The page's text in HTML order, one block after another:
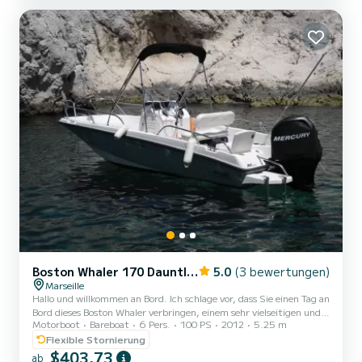
Boston Whaler 170 Dauntless 5.0 (3 bewertungen)
Marseille
Hallo und willkommen an Bord. Ich schlage vor, dass Sie einen Tag an
Bord dieses Boston Whaler verbringen, einem sehr vielseitigen und
sicheren Boot. Wandern, Entdecken, Ankern in hübschen Buchten,
wenig Angeln ... Wir legen das Tagesprogramm so fest, dass es Sie
rundum zufrieden stellt. Lassen Sie uns loslegen... Laurent
Motorboot Bareboat 6 Pers. 100 PS 2012
5.25 m
Flexible Stornierung
ab $403,73